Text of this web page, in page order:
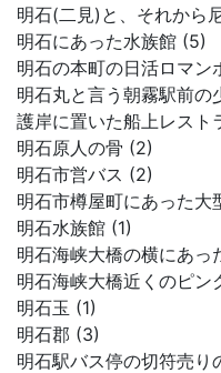
明石(二見)と、それから
明石にあった水族館 (5)
明石の本町の日活ロマン
明石丸と言う朝霧駅前の
護岸に置いた船上レスト
明石原人の骨 (2)
明石市営バス (2)
明石市樽屋町にあった大
明石水族館 (1)
明石海峡大橋の横にあっ
明石海峡大橋近くのピン
明石玉 (1)
明石郡 (3)
明石駅バス停の切符売り